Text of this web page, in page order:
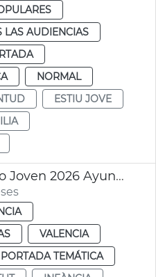
LAS AUDIENCIAS
NORMAL
ESTIU JOVE
Inscripciones Verano Joven 2026 Ayuntamiento València
VALENCIA
TEMÁTICA